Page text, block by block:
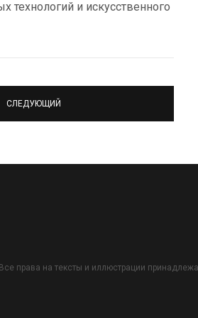
и искусственного
СЛЕДУЮЩИЙ
права на тексты и иллюстрации